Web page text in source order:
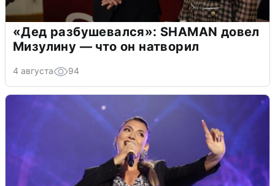
«Дед разбушевался»: SHAMAN довел
Мизулину — что он натворил
4 августа 94